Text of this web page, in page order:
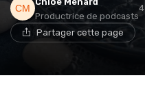
Productrice de podcasts
Partager cette page